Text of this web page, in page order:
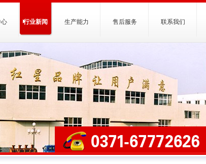
行业新闻 生产能力 售后服务 联系我们